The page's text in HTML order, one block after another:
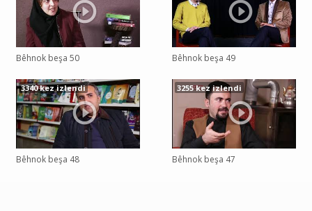
Bêhnok beşa 50 Bêhnok beşa 49
Bêhnok beşa 48
3340 kez izlendi
Bêhnok beşa 47
3255 kez izlendi